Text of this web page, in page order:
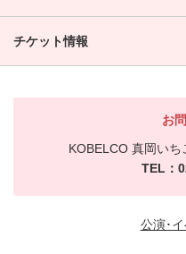
チケット情報
お
KOBELCO 真岡いち
TEL：
公演･